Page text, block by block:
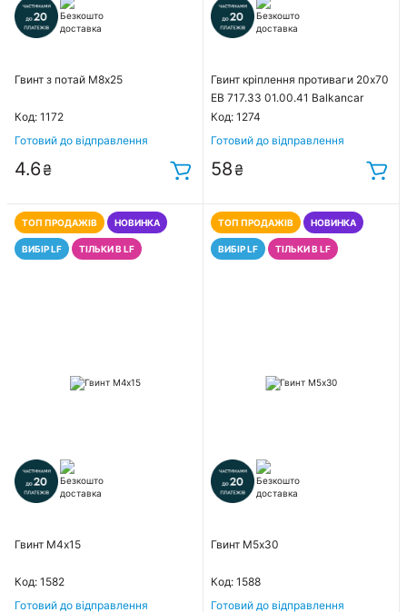
Гвинт з потай М8х25
Код: 1172
Готовий до відправлення
4.6₴
Гвинт кріплення противаги 20х70
ЕВ 717.33 01.00.41 Balkancar
Код: 1274
Готовий до відправлення
58₴
ТОП ПРОДАЖІВ НОВИНКА
ВИБІР LF ТІЛЬКИ В LF
Гвинт М4х15
Код: 1582
Готовий до відправлення
ТОП ПРОДАЖІВ НОВИНКА
ВИБІР LF ТІЛЬКИ В LF
Гвинт М5х30
Код: 1588
Готовий до відправлення